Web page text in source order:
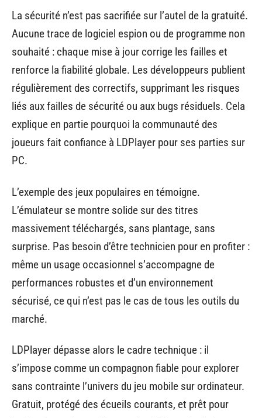
La sécurité n’est pas sacrifiée sur l’autel de la gratuité.
Aucune trace de logiciel espion ou de programme non
souhaité : chaque mise à jour corrige les failles et
renforce la fiabilité globale. Les développeurs publient
régulièrement des correctifs, supprimant les risques
liés aux failles de sécurité ou aux bugs résiduels. Cela
explique en partie pourquoi la communauté des
joueurs fait confiance à LDPlayer pour ses parties sur
PC.
L’exemple des jeux populaires en témoigne.
L’émulateur se montre solide sur des titres
massivement téléchargés, sans plantage, sans
surprise. Pas besoin d’être technicien pour en profiter :
même un usage occasionnel s’accompagne de
performances robustes et d’un environnement
sécurisé, ce qui n’est pas le cas de tous les outils du
marché.
LDPlayer dépasse alors le cadre technique : il
s’impose comme un compagnon fiable pour explorer
sans contrainte l’univers du jeu mobile sur ordinateur.
Gratuit, protégé des écueils courants, et prêt pour